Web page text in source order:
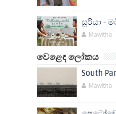
සූරියා -
Mawitha
වෙළෙඳ ලෝකය
South
Mawitha